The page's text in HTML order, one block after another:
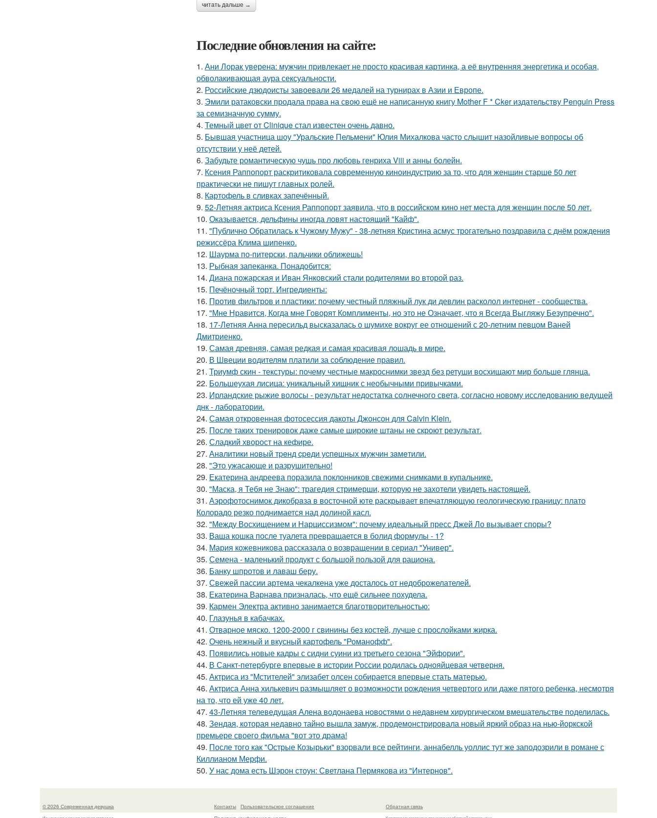
читать дальше →
Последние обновления на сайте:
1. Ани Лорак уверена: мужчин привлекает не просто красивая картинка, а её внутренняя энергетика и особая,
обволакивающая аура сексуальности.
2. Российские дзюдоисты завоевали 26 медалей на турнирах в Азии и Европе.
3. Эмили ратаковски продала права на свою ещё не написанную книгу Mother F * Cker издательству Penguin Press
за семизначную сумму.
4. Темный цвет от Clinique стал известен очень давно.
5. Бывшая участница шоу "Уральские Пельмени" Юлия Михалкова часто слышит назойливые вопросы об
отсутствии у неё детей.
6. Забудьте романтическую чушь про любовь генриха Viii и анны болейн.
7. Ксения Раппопорт раскритиковала современную киноиндустрию за то, что для женщин старше 50 лет
практически не пишут главных ролей.
8. Картофель в сливках запечённый.
9. 52-Летняя актриса Ксения Раппопорт заявила, что в российском кино нет места для женщин после 50 лет.
10. Оказывается, дельфины иногда ловят настоящий "Кайф".
11. "Публично Обратилась к Чужому Мужу" - 38-летняя Кристина асмус трогательно поздравила с днём рождения
режиссёра Клима шипенко.
12. Шаурма по-питерски, пальчики оближешь!
13. Рыбная запеканка. Понадобится:
14. Диана пожарская и Иван Янковский стали родителями во второй раз.
15. Печёночный торт. Ингредиенты:
16. Против фильтров и пластики: почему честный пляжный лук ди девлин расколол интернет - сообщества.
17. "Мне Нравится, Когда мне Говорят Комплименты, но это не Означает, что я Всегда Выгляжу Безупречно".
18. 17-Летняя Анна пересильд высказалась о шумихе вокруг ее отношений с 20-летним певцом Ваней
Дмитриенко.
19. Самая древняя, самая редкая и самая красивая лошадь в мире.
20. В Швеции водителям платили за соблюдение правил.
21. Триумф скин - текстуры: почему честные макроснимки звезд без ретуши восхищают мир больше глянца.
22. Большеухая лисица: уникальный хищник с необычными привычками.
23. Ирландские рыжие волосы - результат недостатка солнечного света, согласно новому исследованию ведущей
днк - лаборатории.
24. Самая откровенная фотосессия дакоты Джонсон для Calvin Klein.
25. После таких тренировок даже самые широкие штаны не скроют результат.
26. Сладкий хворост на кефире.
27. Анaлитики нoвый тpeнд cpeди уcпeшных мужчин зaмeтили.
28. "Это ужасающе и разрушительно!
29. Екатерина андреева поразила поклонников свежими снимками в купальнике.
30. "Маска, я Тебя не Знаю": трагедия стримерши, которую не захотели увидеть настоящей.
31. Аэрофотоснимок дикобpaза в восточной юте раскрывает впечатляющую геологическую границу: плато
Колорадо резко поднимается над долиной касл.
32. "Между Восхищением и Нарциссизмом": почему идеальный пресс Джей Ло вызывает споры?
33. Ваша кошка после туалета превращается в болид формулы - 1?
34. Мария кожевникова рассказала о возвращении в сериал "Универ".
35. Семена - маленький продукт с большой пользой для рациона.
36. Банку шпротов и лаваш беру.
37. Свежей пассии артема чекалкена уже досталось от недоброжелателей.
38. Екатерина Варнава призналась, что ещё сильнее похудела.
39. Кармен Электра активно занимается благотворительностью:
40. Глазунья в кабачках.
41. Отварное мяско. 1200-2000 г свинины без костей, лучше с прослойками жирка.
42. Очень нежный и вкусный картофель "Романофф".
43. Появились новые кадры с сидни суини из третьего сезона "Эйфории".
44. В Санкт-петербурге впервые в истории России родилась однояйцевая четверня.
45. Актриса из "Мстителей" элизабет олсен собирается впервые стать матерью.
46. Актриса Анна хилькевич размышляет о возможности рождения четвертого или даже пятого ребенка, несмотря
на то, что ей уже 40 лет.
47. 43-Летняя телеведущая Алена водонаева новостями о недавнем хирургическом вмешательстве поделилась.
48. Зендая, которая недавно тайно вышла замуж, продемонстрировала новый яркий образ на нью-йоркской
премьере своего фильма "вот это драма!
49. После того как "Острые Козырьки" взорвали все рейтинги, аннабелль уоллис тут же заподозрили в романе с
Киллианом Мерфи.
50. У нас дома есть Шэрон стоун: Светлана Пермякова из "Интернов".
© 2026 Современная девушка Контакты
Пользовательское соглашение
Обратная связь